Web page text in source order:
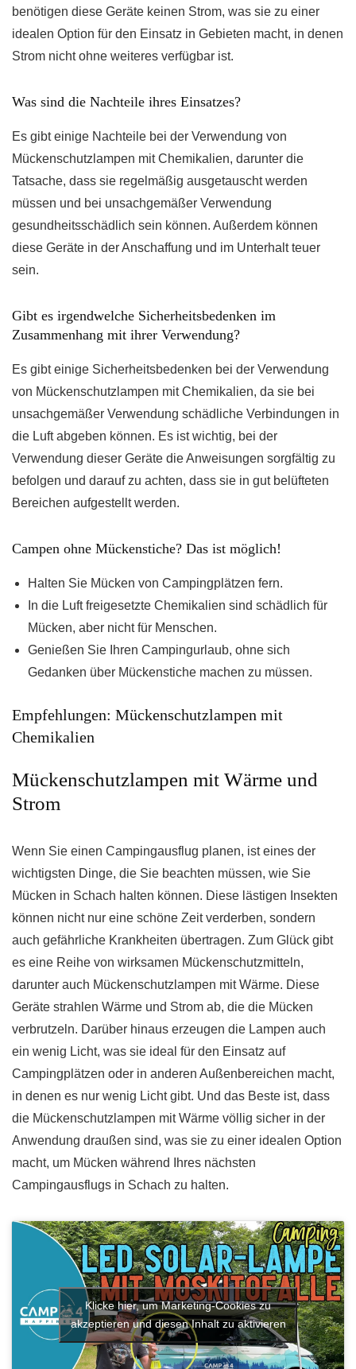
benötigen diese Geräte keinen Strom, was sie zu einer
idealen Option für den Einsatz in Gebieten macht, in denen
Strom nicht ohne weiteres verfügbar ist.
Was sind die Nachteile ihres Einsatzes?
Es gibt einige Nachteile bei der Verwendung von
Mückenschutzlampen mit Chemikalien, darunter die
Tatsache, dass sie regelmäßig ausgetauscht werden
müssen und bei unsachgemäßer Verwendung
gesundheitsschädlich sein können. Außerdem können
diese Geräte in der Anschaffung und im Unterhalt teuer
sein.
Gibt es irgendwelche Sicherheitsbedenken im
Zusammenhang mit ihrer Verwendung?
Es gibt einige Sicherheitsbedenken bei der Verwendung
von Mückenschutzlampen mit Chemikalien, da sie bei
unsachgemäßer Verwendung schädliche Verbindungen in
die Luft abgeben können. Es ist wichtig, bei der
Verwendung dieser Geräte die Anweisungen sorgfältig zu
befolgen und darauf zu achten, dass sie in gut belüfteten
Bereichen aufgestellt werden.
Campen ohne Mückenstiche? Das ist möglich!
Halten Sie Mücken von Campingplätzen fern.
In die Luft freigesetzte Chemikalien sind schädlich für
Mücken, aber nicht für Menschen.
Genießen Sie Ihren Campingurlaub, ohne sich
Gedanken über Mückenstiche machen zu müssen.
Empfehlungen: Mückenschutzlampen mit
Chemikalien
Mückenschutzlampen mit Wärme und
Strom
Wenn Sie einen Campingausflug planen, ist eines der
wichtigsten Dinge, die Sie beachten müssen, wie Sie
Mücken in Schach halten können. Diese lästigen Insekten
können nicht nur eine schöne Zeit verderben, sondern
auch gefährliche Krankheiten übertragen. Zum Glück gibt
es eine Reihe von wirksamen Mückenschutzmitteln,
darunter auch Mückenschutzlampen mit Wärme. Diese
Geräte strahlen Wärme und Strom ab, die die Mücken
verbrutzeln. Darüber hinaus erzeugen die Lampen auch
ein wenig Licht, was sie ideal für den Einsatz auf
Campingplätzen oder in anderen Außenbereichen macht,
in denen es nur wenig Licht gibt. Und das Beste ist, dass
die Mückenschutzlampen mit Wärme völlig sicher in der
Anwendung draußen sind, was sie zu einer idealen Option
macht, um Mücken während Ihres nächsten
Campingausflugs in Schach zu halten.
Klicke hier, um Marketing-Cookies zu
akzeptieren und diesen Inhalt zu aktivieren